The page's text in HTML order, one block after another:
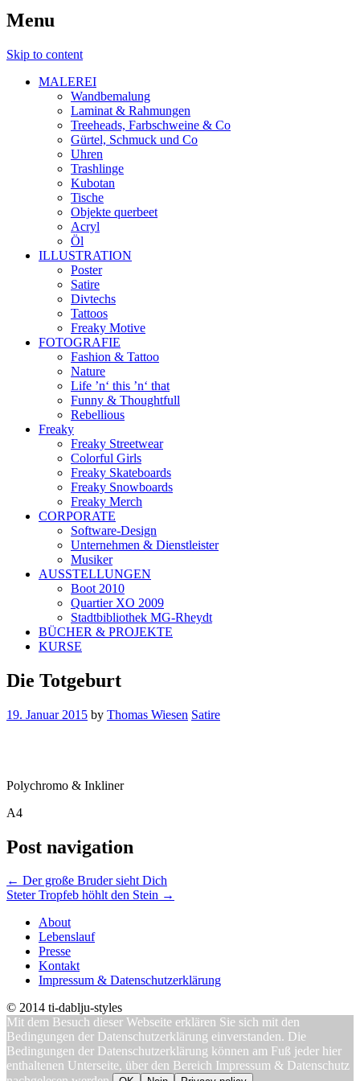
Menu
Skip to content
MALEREI
Wandbemalung
Laminat & Rahmungen
Treeheads, Farbschweine & Co
Gürtel, Schmuck und Co
Uhren
Trashlinge
Kubotan
Tische
Objekte querbeet
Acryl
Öl
ILLUSTRATION
Poster
Satire
Divtechs
Tattoos
Freaky Motive
FOTOGRAFIE
Fashion & Tattoo
Nature
Life ’n‘ this ’n‘ that
Funny & Thoughtfull
Rebellious
Freaky
Freaky Streetwear
Colorful Girls
Freaky Skateboards
Freaky Snowboards
Freaky Merch
CORPORATE
Software-Design
Unternehmen & Dienstleister
Musiker
AUSSTELLUNGEN
Boot 2010
Quartier XO 2009
Stadtbibliothek MG-Rheydt
BÜCHER & PROJEKTE
KURSE
Die Totgeburt
19. Januar 2015 by Thomas Wiesen Satire
Polychromo & Inkliner
A4
Post navigation
← Der große Bruder sieht Dich
Steter Tropfeb höhlt den Stein →
About
Lebenslauf
Presse
Kontakt
Impressum & Datenschutzerklärung
© 2014 ti-dablju-styles
Mit dem Besuch dieser Webseite erklären Sie sich mit den
Bedingungen der Datenschutzerklärung einverstanden. Die
Bedingungen der Datenschutzerklärung können am Fuß jeder hier
enthaltenen Unterseite, über den Bereich Impressum & Datenschutz